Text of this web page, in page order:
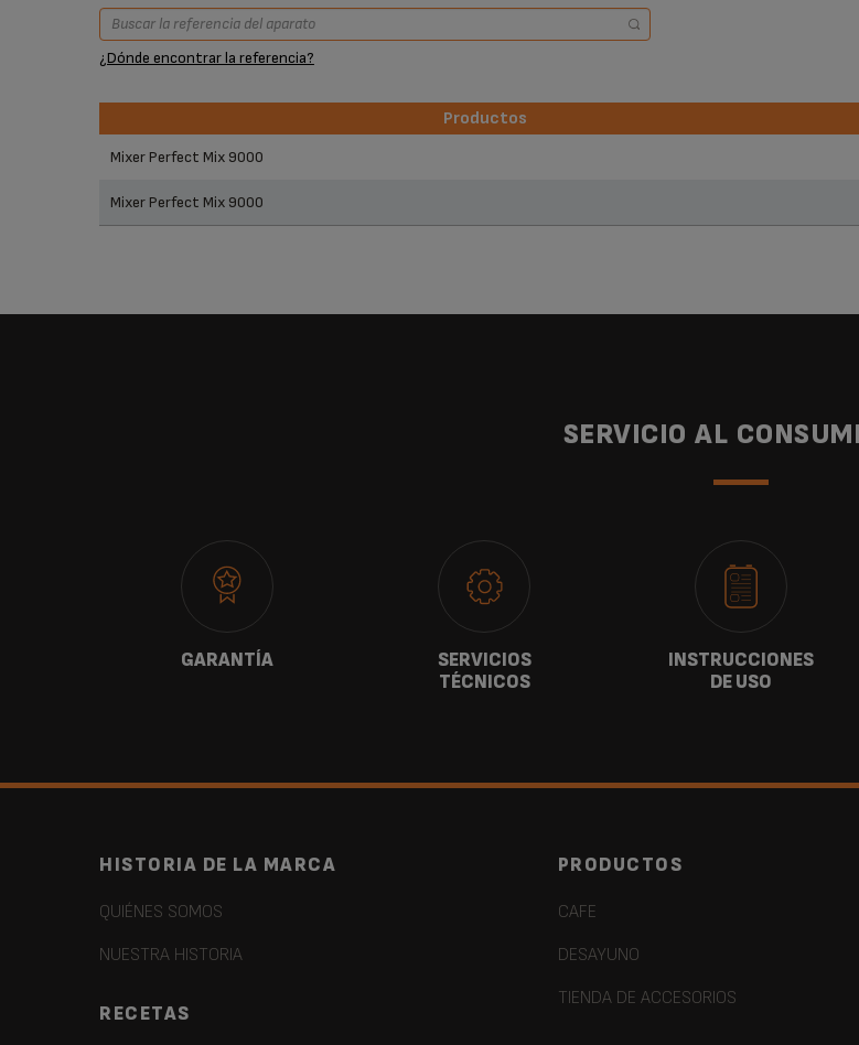
¿Dónde encontrar la referencia?
Productos
Mixer Perfect Mix 9000
Mixer Perfect Mix 9000
SERVICIO AL
GARANTÍA
SERVICIOS
TÉCNICOS
INSTRUCCIONES
DE USO
PRODUCTOS
CAFE
DESAYUNO
TIENDA DE ACCESORIOS
HISTORIA DE LA MARCA
QUIÉNES SOMOS
NUESTRA HISTORIA
RECETAS